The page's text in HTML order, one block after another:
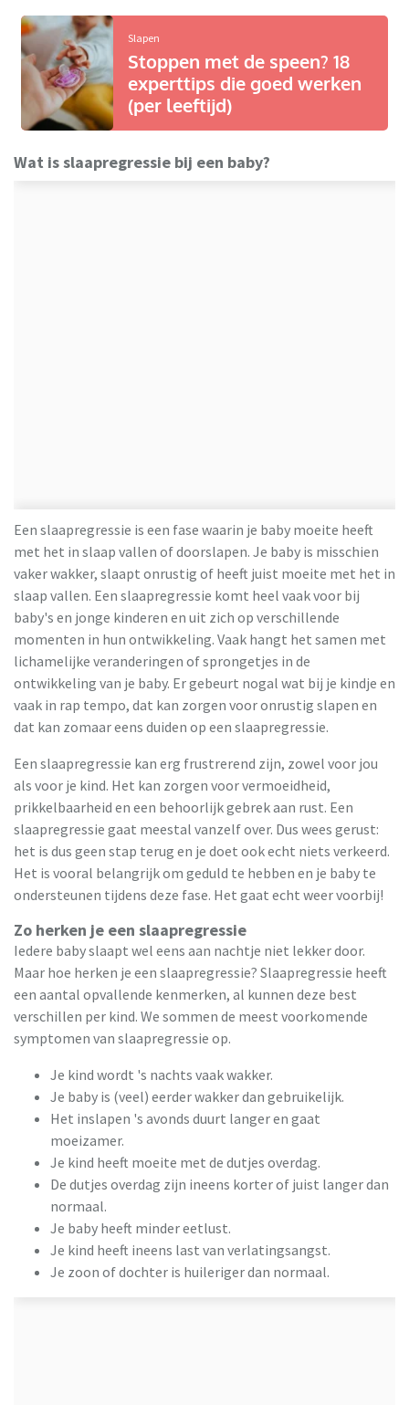
Slapen
Stoppen met de speen? 18
experttips die goed werken
(per leeftijd)
Wat is slaapregressie bij een baby?
Een slaapregressie is een fase waarin je baby moeite heeft
met het in slaap vallen of doorslapen. Je baby is misschien
vaker wakker, slaapt onrustig of heeft juist moeite met het in
slaap vallen. Een slaapregressie komt heel vaak voor bij
baby's en jonge kinderen en uit zich op verschillende
momenten in hun ontwikkeling. Vaak hangt het samen met
lichamelijke veranderingen of sprongetjes in de
ontwikkeling van je baby. Er gebeurt nogal wat bij je kindje en
vaak in rap tempo, dat kan zorgen voor onrustig slapen en
dat kan zomaar eens duiden op een slaapregressie.
Een slaapregressie kan erg frustrerend zijn, zowel voor jou
als voor je kind. Het kan zorgen voor vermoeidheid,
prikkelbaarheid en een behoorlijk gebrek aan rust. Een
slaapregressie gaat meestal vanzelf over. Dus wees gerust:
het is dus geen stap terug en je doet ook echt niets verkeerd.
Het is vooral belangrijk om geduld te hebben en je baby te
ondersteunen tijdens deze fase. Het gaat echt weer voorbij!
Zo herken je een slaapregressie
Iedere baby slaapt wel eens aan nachtje niet lekker door.
Maar hoe herken je een slaapregressie? Slaapregressie heeft
een aantal opvallende kenmerken, al kunnen deze best
verschillen per kind. We sommen de meest voorkomende
symptomen van slaapregressie op.
Je kind wordt 's nachts vaak wakker.
Je baby is (veel) eerder wakker dan gebruikelijk.
Het inslapen 's avonds duurt langer en gaat
moeizamer.
Je kind heeft moeite met de dutjes overdag.
De dutjes overdag zijn ineens korter of juist langer dan
normaal.
Je baby heeft minder eetlust.
Je kind heeft ineens last van verlatingsangst.
Je zoon of dochter is huileriger dan normaal.